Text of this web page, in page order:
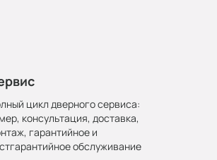
цикл дверного сервиса:
консультация, доставка,
гарантийное и
обслуживание